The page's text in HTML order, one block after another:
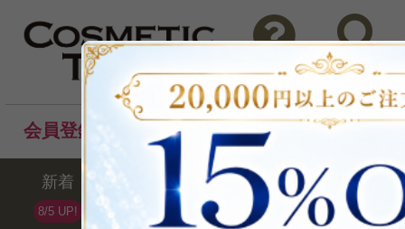
問い合わせ 検索
会員登録後のお買い物でポイントプレゼント！
新着
8/5 UP!
セール ランキング ブ